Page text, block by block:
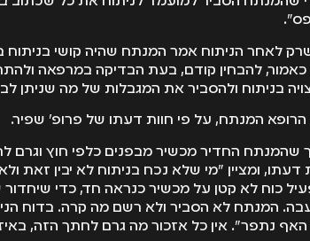
לאחר הניתוח אמר המנתח שהיה קושי בניתוח
כאמור, להבחין קודם, בעת הבדיקה במרפאה
בניתוח ולהסביר את המגבלות של מה שניתן
המנתח, על פי חוות דעתו של פרופ' שפיר.
שהמנתח החדיר מכשיר מבפנים כלפי חוץ וגרם
ומציין "מי שלא נכח בניתוח לא יבין זאת ולא
כוח לא קטן על מכשיר כנראה חד, כדי
המנתח לא הסביר ולא רשם מה קרה. בדוח
נתפר". אין כל אזכור מה גרם לחתך הזה,